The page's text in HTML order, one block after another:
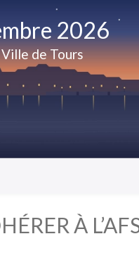
2026
de Tours
À